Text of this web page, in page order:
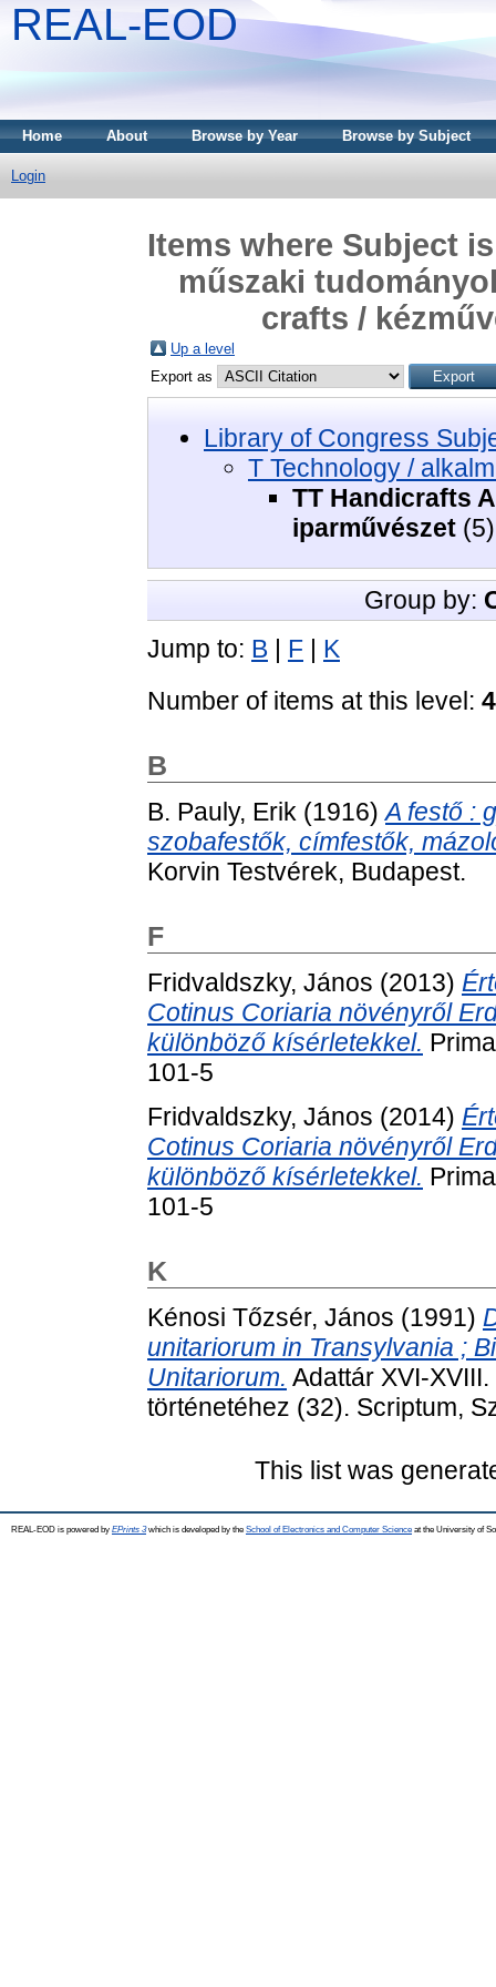
REAL-EOD
Home About Browse by Year Browse by Subject
Login
Items where Subject
műszaki
crafts /
Up a level
Export as
Library of Congress
T Technology /
TT Handicrafts
iparművészet (5)
Group by:
Jump to: B F
K
Number of items at this level: 4
B
B. Pauly, Erik (1916)A festő :
szobafestők, címfestők,
Korvin Testvérek, Budapest.
F
Fridvaldszky, János (2013)
Cotinus Coriaria növényről
különböző kísérletekkel.
101-5
Fridvaldszky, János (2014)
Cotinus Coriaria növényről
különböző kísérletekkel.
101-5
K
Kénosi Tőzsér, János (1991)
unitariorum in Transylvania ;
Unitariorum. Adattár XVI-
történetéhez (32). Scriptum,
This list was
REAL-EOD is powered by EPrints 3which is developed by the School of Electronics and Computer Science at the University of